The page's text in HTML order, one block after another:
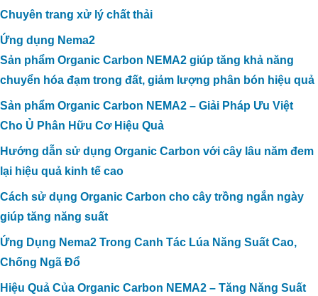
CÔNG NGHỆ CARBON HỮU CƠ XỬ
LÝ TRIỆT ĐỂ MÙI HÔI TRONG CHĂN
TĨNH
Chuyên trang xử lý chất thải
Ứng dụng Nema2
Sản phẩm Organic Carbon NEMA2 giúp tăng khả năng
chuyển hóa đạm trong đất, giảm lượng phân bón hiệu quả
Sản phẩm Organic Carbon NEMA2 – Giải Pháp Ưu Việt
Cho Ủ Phân Hữu Cơ Hiệu Quả
Hướng dẫn sử dụng Organic Carbon với cây lâu năm đem
lại hiệu quả kinh tế cao
Cách sử dụng Organic Carbon cho cây trồng ngắn ngày
giúp tăng năng suất
Ứng Dụng Nema2 Trong Canh Tác Lúa Năng Suất Cao,
Chống Ngã Đổ
Hiệu Quả Của Organic Carbon NEMA2 – Tăng Năng Suất